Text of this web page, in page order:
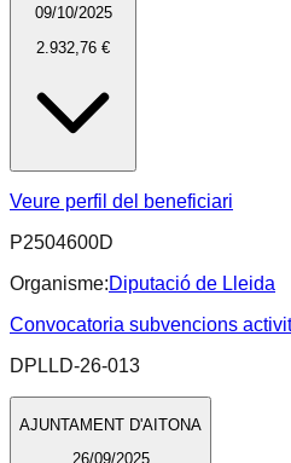
09/10/2025
2.932,76 €
Veure perfil del beneficiari
P2504600D
Organisme:Diputació de Lleida
Convocatoria subvencions
DPLLD-26-013
AJUNTAMENT D'AITONA
26/09/2025